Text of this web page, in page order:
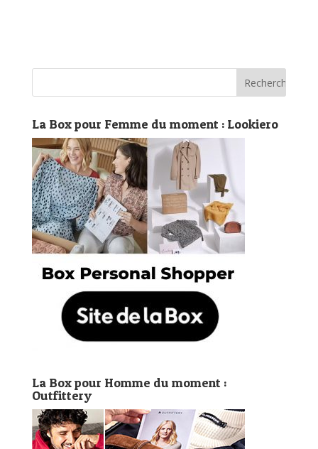
La Box pour Femme du moment : Lookiero
La Box pour Homme du moment :
Outfittery